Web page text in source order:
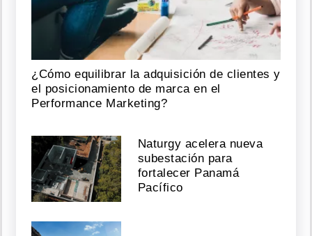
¿Cómo equilibrar la adquisición de clientes y
el posicionamiento de marca en el
Performance Marketing?
Naturgy acelera nueva
subestación para
fortalecer Panamá
Pacífico